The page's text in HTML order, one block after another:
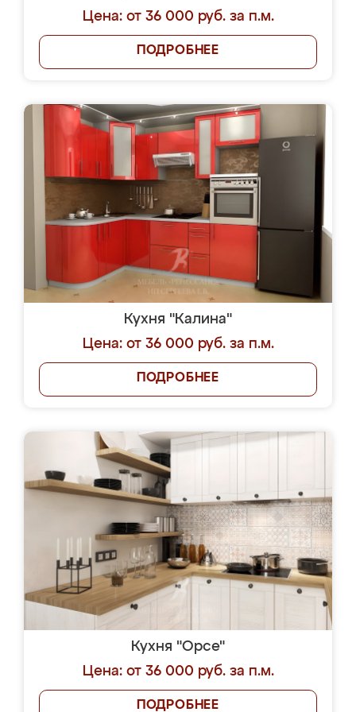
Цена: от 36 000 руб. за п.м.
ПОДРОБНЕЕ
Кухня "Калина"
Цена: от 36 000 руб. за п.м.
ПОДРОБНЕЕ
Кухня "Орсе"
Цена: от 36 000 руб. за п.м.
ПОДРОБНЕЕ